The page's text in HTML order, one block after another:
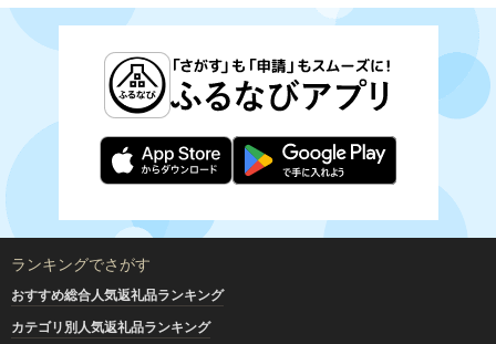
ランキングでさがす
おすすめ総合人気返礼品ランキング
カテゴリ別人気返礼品ランキング